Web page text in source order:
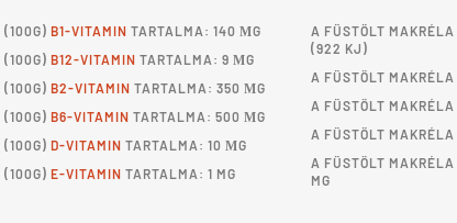
(100G) B1-VITAMIN TARTALMA: 140 ΜG
(100G) B12-VITAMIN TARTALMA: 9 ΜG
(100G) B2-VITAMIN TARTALMA: 350 ΜG
(100G) B6-VITAMIN TARTALMA: 500 ΜG
(100G) D-VITAMIN TARTALMA: 10 ΜG
(100G) E-VITAMIN TARTALMA: 1 MG
A FÜSTÖLT MAKRÉLA
(922 KJ)
A FÜSTÖLT MAKRÉLA
A FÜSTÖLT MAKRÉLA
A FÜSTÖLT MAKRÉLA
A FÜSTÖLT MAKRÉLA
MG